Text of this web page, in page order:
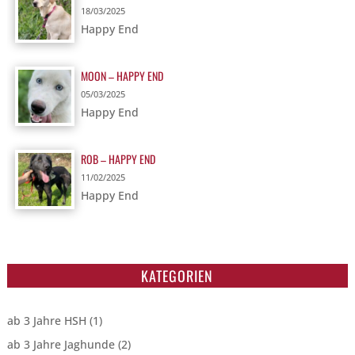
18/03/2025
Happy End
MOON – HAPPY END
05/03/2025
Happy End
ROB – HAPPY END
11/02/2025
Happy End
KATEGORIEN
ab 3 Jahre HSH (1)
ab 3 Jahre Jaghunde(2)